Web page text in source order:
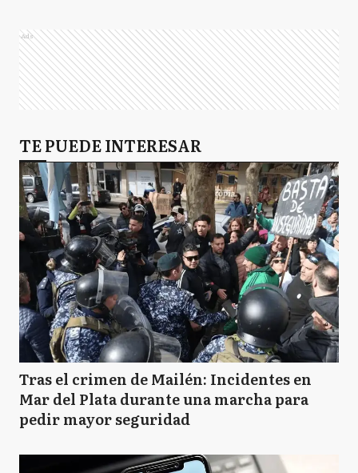
Ads
TE PUEDE INTERESAR
Tras el crimen de Mailén: Incidentes en
Mar del Plata durante una marcha para
pedir mayor seguridad